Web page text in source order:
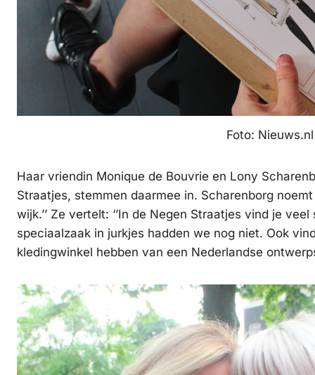
Foto: Nieuws.nl
Haar vriendin Monique de Bouvrie en Lony
Straatjes, stemmen daarmee in. Scharenborg noemt
wijk.’’ Ze vertelt: ‘’In de Negen Straatjes vind je
speciaalzaak in jurkjes hadden we nog niet. Ook
kledingwinkel hebben van een Nederlandse